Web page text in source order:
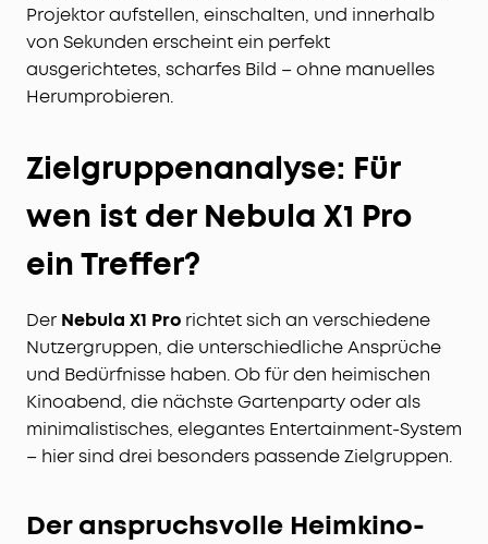
Projektor aufstellen, einschalten, und innerhalb
von Sekunden erscheint ein perfekt
ausgerichtetes, scharfes Bild – ohne manuelles
Herumprobieren.
Zielgruppenanalyse: Für
wen ist der Nebula X1 Pro
ein Treffer?
Der Nebula X1 Pro richtet sich an verschiedene
Nutzergruppen, die unterschiedliche Ansprüche
und Bedürfnisse haben. Ob für den heimischen
Kinoabend, die nächste Gartenparty oder als
minimalistisches, elegantes Entertainment-System
– hier sind drei besonders passende Zielgruppen.
Der anspruchsvolle Heimkino-